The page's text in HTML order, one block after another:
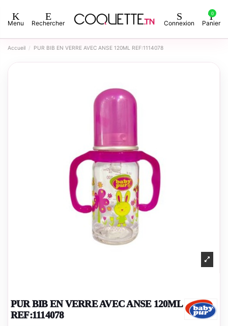
Menu Rechercher Connexion
0
Panier
Accueil PUR BIB EN VERRE AVEC ANSE 120ML REF:1114078
PUR BIB EN VERRE AVEC ANSE 120ML
REF:1114078